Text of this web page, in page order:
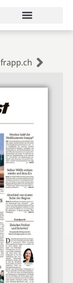
frapp.ch